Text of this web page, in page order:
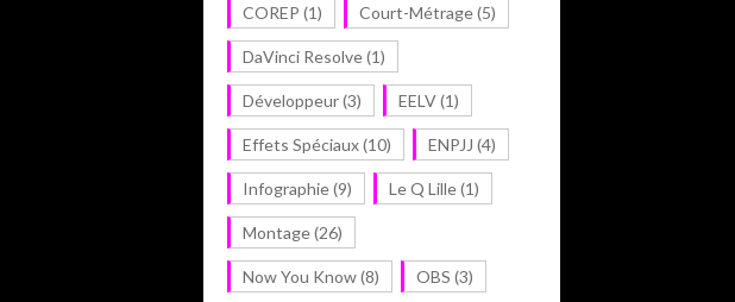
COREP (1) Court-Métrage(5)
DaVinci Resolve(1)
Développeur(3) EELV(1)
Effets Spéciaux(10) ENPJJ (4)
Infographie(9) Le Q Lille(1)
Montage(26)
Now You Know(8) OBS (3)